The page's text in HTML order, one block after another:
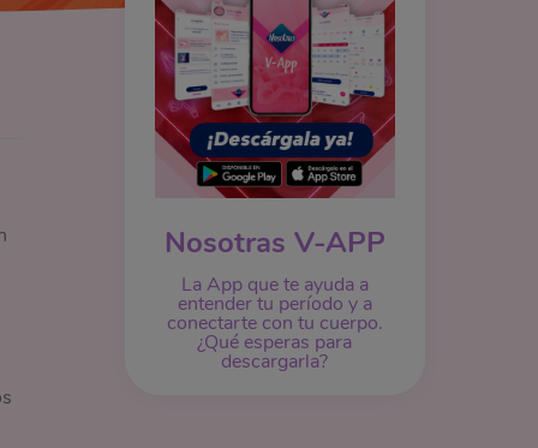
Nosotras V-APP
La App que te ayuda a
entender tu período y a
conectarte con tu cuerpo.
¿Qué esperas para
descargarla?